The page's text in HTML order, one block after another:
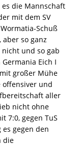
die Mannschaft
mit dem SV
Schuß
so ganz
nicht und so gab
Eich I
großer Mühe
offensiver und
aller
nicht ohne
7:0, gegen TuS
gegen den
die